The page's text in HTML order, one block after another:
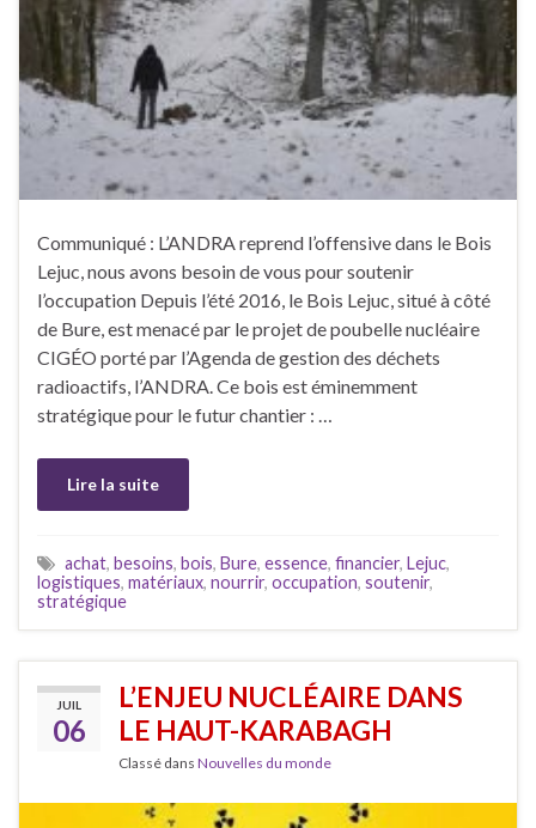
Communiqué : L’ANDRA reprend l’offensive dans le Bois
Lejuc, nous avons besoin de vous pour soutenir
l’occupation Depuis l’été 2016, le Bois Lejuc, situé à côté
de Bure, est menacé par le projet de poubelle nucléaire
CIGÉO porté par l’Agenda de gestion des déchets
radioactifs, l’ANDRA. Ce bois est éminemment
stratégique pour le futur chantier : …
Lire la suite
achat, besoins, bois, Bure, essence, financier, Lejuc,
logistiques, matériaux, nourrir, occupation, soutenir,
stratégique
JUIL
06
L’ENJEU NUCLÉAIRE DANS
LE HAUT-KARABAGH
Classé dans Nouvelles du monde